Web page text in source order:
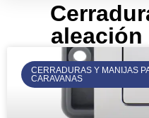
aleación
CERRADURAS Y MANIJAS
CARAVANAS